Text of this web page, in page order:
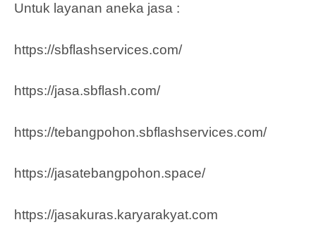
Untuk layanan aneka jasa :
https://sbflashservices.com/
https://jasa.sbflash.com/
https://tebangpohon.sbflashservices.com/
https://jasatebangpohon.space/
https://jasakuras.karyarakyat.com